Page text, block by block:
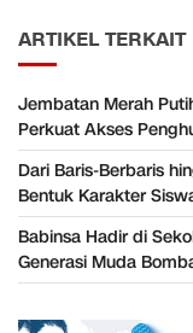
ARTIKEL TERKAIT
Jembatan Merah
Perkuat Akses
Dari Baris-Berbaris
Bentuk Karakter
Babinsa Hadir di
Generasi Muda